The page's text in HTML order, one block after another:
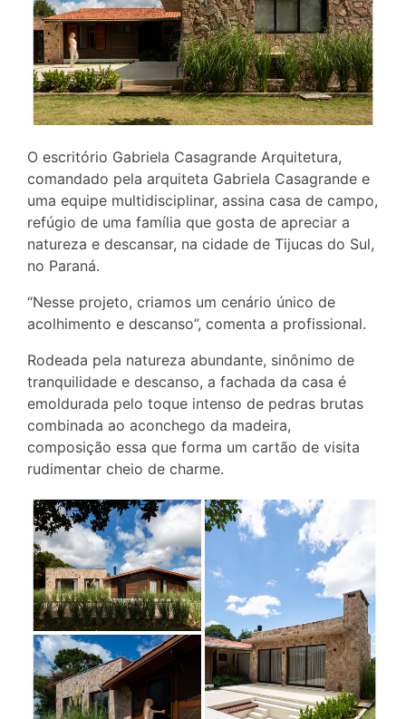
O escritório Gabriela Casagrande Arquitetura,
comandado pela arquiteta Gabriela Casagrande e
uma equipe multidisciplinar, assina casa de campo,
refúgio de uma família que gosta de apreciar a
natureza e descansar, na cidade de Tijucas do Sul,
no Paraná.
“Nesse projeto, criamos um cenário único de
acolhimento e descanso”, comenta a profissional.
Rodeada pela natureza abundante, sinônimo de
tranquilidade e descanso, a fachada da casa é
emoldurada pelo toque intenso de pedras brutas
combinada ao aconchego da madeira,
composição essa que forma um cartão de visita
rudimentar cheio de charme.